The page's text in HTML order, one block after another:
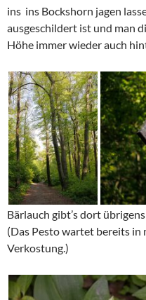
ins ins Bockshorn jagen
ausgeschildert ist und man
Höhe immer wieder auch
Bärlauch gibt’s dort
(Das Pesto wartet bereits in
Verkostung.)